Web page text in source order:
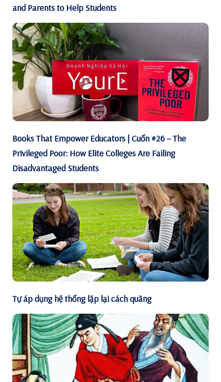
and Parents to Help Students
Books That Empower Educators | Cuốn #26 – The
Privileged Poor: How Elite Colleges Are Failing
Disadvantaged Students
Tự áp dụng hệ thống lặp lại cách quãng